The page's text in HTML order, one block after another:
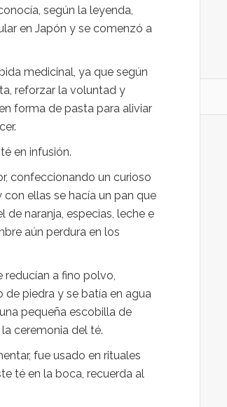
según la leyenda,
en Japón y se comenzó a
medicinal, ya que según
reforzar la voluntad y
forma de pasta para aliviar
en infusión.
confeccionando un curioso
ellas se hacía un pan que
de naranja, especias, leche e
aún perdura en los
reducían a fino polvo,
piedra y se batía en agua
pequeña escobilla de
ceremonia del té.
fue usado en rituales
té en la boca, recuerda al